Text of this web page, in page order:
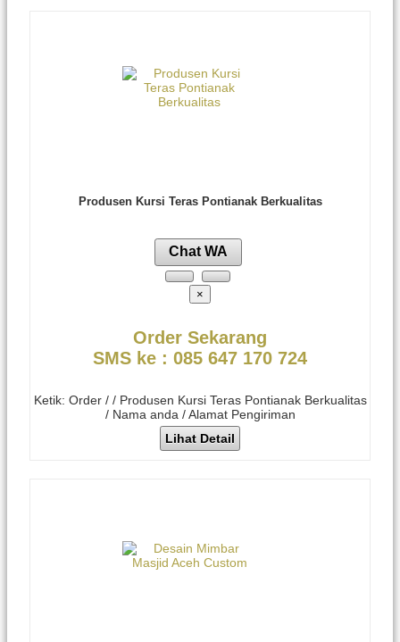
Produsen Kursi Teras Pontianak Berkualitas
Chat WA
×
Order Sekarang
SMS ke : 085 647 170 724
Ketik: Order / / Produsen Kursi Teras Pontianak Berkualitas
/ Nama anda / Alamat Pengiriman
Lihat Detail